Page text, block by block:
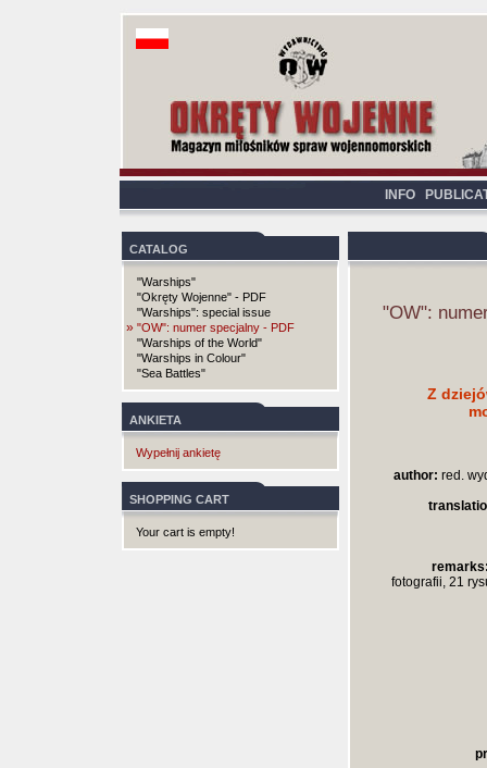
INFO
CATALOG
"Warships"
"Okręty Wojenne" - PDF
"Warships": special issue
» "OW": numer specjalny - PDF
"Warships of the World"
"Warships in Colour"
"Sea Battles"
ANKIETA
Wypełnij ankietę
SHOPPING CART
Your cart is empty!
"OW":
Z
author: red.
fotografii, 21